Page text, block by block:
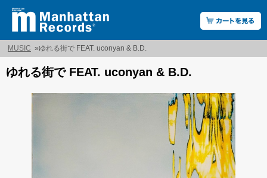
MUSIC »ゆれる街で FEAT. uconyan & B.D.
ゆれる街で FEAT. uconyan & B.D.